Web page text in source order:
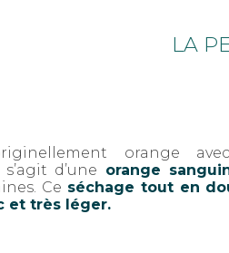
LA
orange
d’une orange
Ce séchage tout en
et très léger.